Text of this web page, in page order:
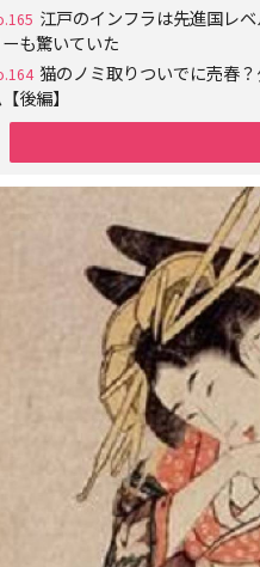
江戸のインフラは先進国レ
ーも驚いていた
猫のノミ取りついでに売春
後編】